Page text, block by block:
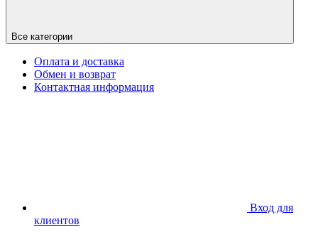
Все категории
Оплата и доставка
Обмен и возврат
Контактная информация
Вход для
клиентов